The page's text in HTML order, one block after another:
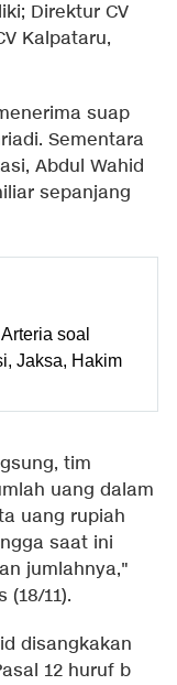
Direktur CV
Kalpataru,
suap
Sementara
Abdul Wahid
sepanjang
soal
Jaksa, Hakim
tim
uang dalam
uang rupiah
saat ini
jumlahnya,"
(18/11).
disangkakan
12 huruf b